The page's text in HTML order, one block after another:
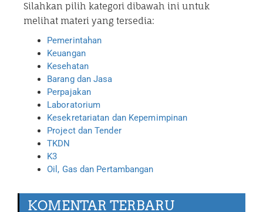
Silahkan pilih kategori dibawah ini untuk
melihat materi yang tersedia:
Pemerintahan
Keuangan
Kesehatan
Barang dan Jasa
Perpajakan
Laboratorium
Kesekretariatan dan Kepemimpinan
Project dan Tender
TKDN
K3
Oil, Gas dan Pertambangan
KOMENTAR TERBARU